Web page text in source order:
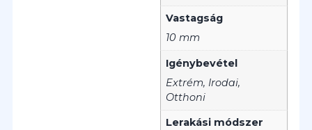
Vastagság
10 mm
Igénybevétel
Extrém, Irodai,
Otthoni
Lerakási módszer